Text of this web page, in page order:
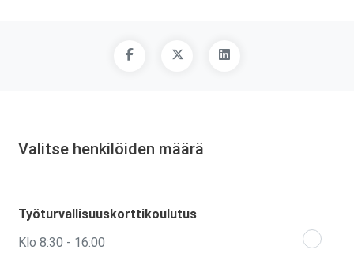
Valitse henkilöiden määrä
Työturvallisuuskorttikoulutus
Klo 8:30 - 16:00